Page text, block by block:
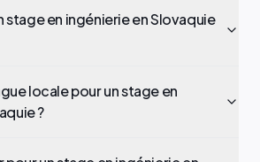
stage en ingénierie en Slovaquie
locale pour un stage en
?